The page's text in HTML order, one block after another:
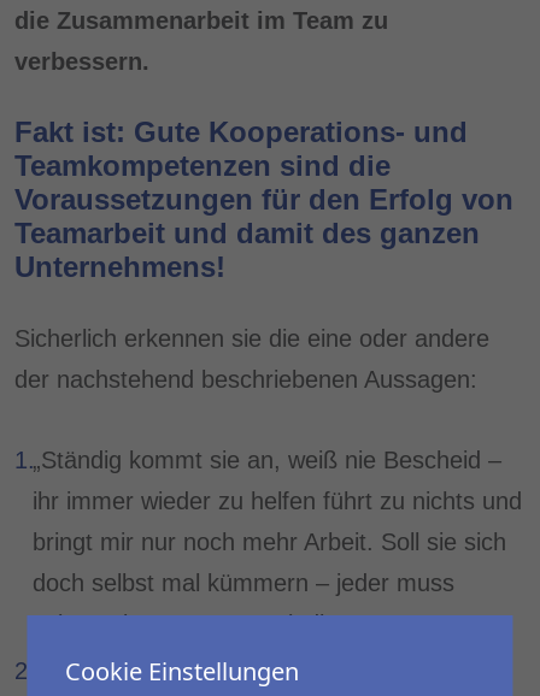
die Zusammenarbeit im Team zu
verbessern.
Fakt ist: Gute Kooperations- und
Teamkompetenzen sind die
Voraussetzungen für den Erfolg von
Teamarbeit und damit des ganzen
Unternehmens!
Sicherlich erkennen sie die eine oder andere
der nachstehend beschriebenen Aussagen:
„Ständig kommt sie an, weiß nie Bescheid –
ihr immer wieder zu helfen führt zu nichts und
bringt mir nur noch mehr Arbeit. Soll sie sich
doch selbst mal kümmern – jeder muss
seinen eigenen Kram erledigen!“
„Der arbeitet den ganzen Tag in seiner Ecke,
Cookie Einstellungen